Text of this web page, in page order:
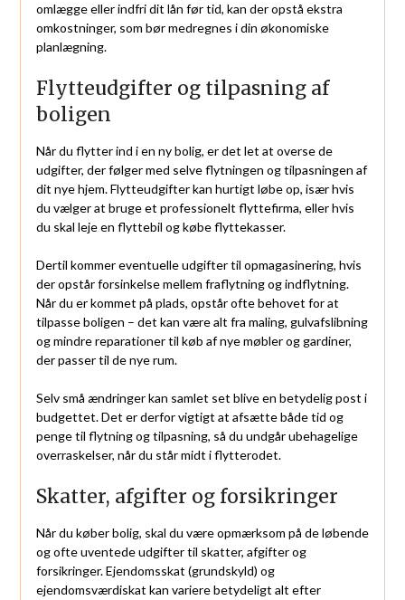
omlægge eller indfri dit lån før tid, kan der opstå ekstra
omkostninger, som bør medregnes i din økonomiske
planlægning.
Flytteudgifter og tilpasning af
boligen
Når du flytter ind i en ny bolig, er det let at overse de
udgifter, der følger med selve flytningen og tilpasningen af
dit nye hjem. Flytteudgifter kan hurtigt løbe op, især hvis
du vælger at bruge et professionelt flyttefirma, eller hvis
du skal leje en flyttebil og købe flyttekasser.
Dertil kommer eventuelle udgifter til opmagasinering, hvis
der opstår forsinkelse mellem fraflytning og indflytning.
Når du er kommet på plads, opstår ofte behovet for at
tilpasse boligen – det kan være alt fra maling, gulvafslibning
og mindre reparationer til køb af nye møbler og gardiner,
der passer til de nye rum.
Selv små ændringer kan samlet set blive en betydelig post i
budgettet. Det er derfor vigtigt at afsætte både tid og
penge til flytning og tilpasning, så du undgår ubehagelige
overraskelser, når du står midt i flytterodet.
Skatter, afgifter og forsikringer
Når du køber bolig, skal du være opmærksom på de løbende
og ofte uventede udgifter til skatter, afgifter og
forsikringer. Ejendomsskat (grundskyld) og
ejendomsværdiskat kan variere betydeligt alt efter